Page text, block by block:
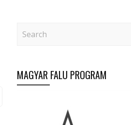
MAGYAR FALU PROGRAM